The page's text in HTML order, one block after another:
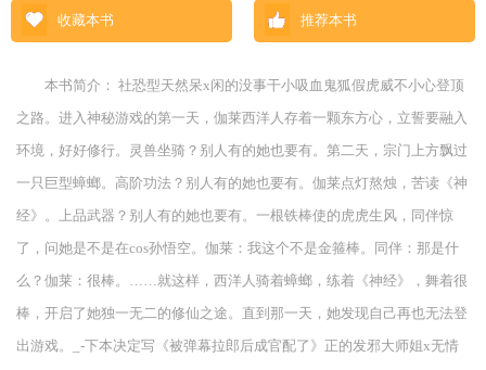
收藏本书 推荐本书
本书简介： 社恐型天然呆x闲的没事干小吸血鬼狐假虎威不小心登顶
之路。进入神秘游戏的第一天，伽莱西洋人存着一颗东方心，立誓要融入
环境，好好修行。灵兽坐骑？别人有的她也要有。第二天，宗门上方飘过
一只巨型蟑螂。高阶功法？别人有的她也要有。伽莱点灯熬烛，苦读《神
经》。上品武器？别人有的她也要有。一根铁棒使的虎虎生风，同伴惊
了，问她是不是在cos孙悟空。伽莱：我这个不是金箍棒。同伴：那是什
么？伽莱：很棒。……就这样，西洋人骑着蟑螂，练着《神经》，舞着很
棒，开启了她独一无二的修仙之途。直到那一天，她发现自己再也无法登
出游戏。_-下本决定写《被弹幕拉郎后成官配了》正的发邪大师姐x无情